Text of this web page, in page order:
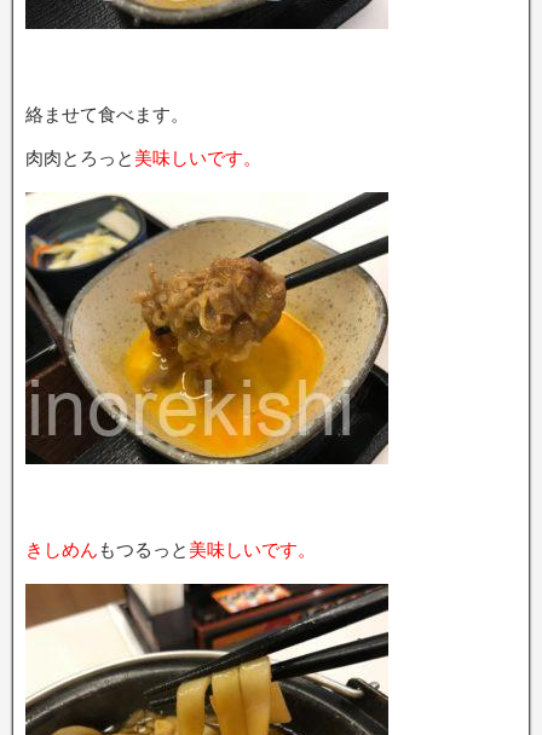
絡ませて食べます。
肉肉とろっと 美味しいです。
きしめん もつるっと 美味しいです。